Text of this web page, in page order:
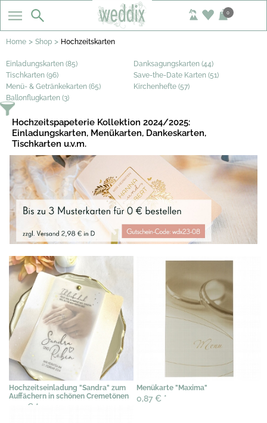
0
Home > Shop > Hochzeitskarten
Einladungskarten (85)
Danksagungskarten (44)
Tischkarten (96)
Save-the-Date Karten (51)
Menü- & Getränkekarten (65)
Kirchenhefte (57)
Ballonflugkarten (3)
Hochzeitspapeterie Kollektion 2024/2025:
Einladungskarten, Menükarten, Dankeskarten,
Tischkarten u.v.m.
Hochzeitseinladung "Sandra" zum
Auffächern in schönen Cremetönen
2,49 € *
Menükarte "Maxima"
0,87 € *